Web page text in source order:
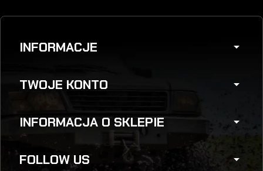
INFORMACJE arrow_drop_down
TWOJE KONTO arrow_drop_down
INFORMACJA O SKLEPIE arrow_drop_down
FOLLOW US arrow_drop_down